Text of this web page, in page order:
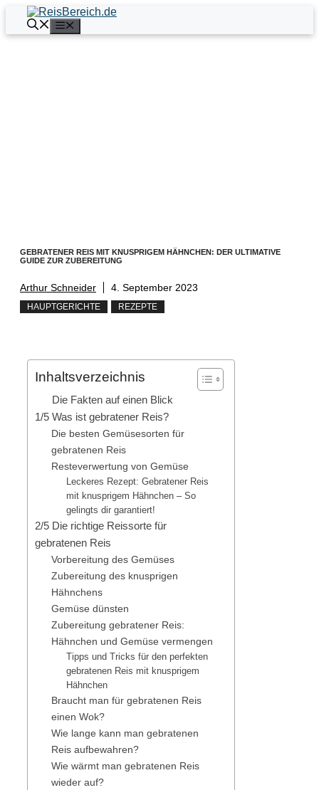
Inhalt
springen
GEBRATENER REIS MIT KNUSPRIGEM HÄHNCHEN: DER ULTIMATIVE
GUIDE ZUR ZUBEREITUNG
Arthur Schneider 4. September 2023
HAUPTGERICHTE REZEPTE
Inhaltsverzeichnis
Die Fakten auf einen Blick
1/5 Was ist gebratener Reis?
Die besten Gemüsesorten für
gebratenen Reis
Resteverwertung von Gemüse
Leckeres Rezept: Gebratener Reis
mit knusprigem Hähnchen – So
gelingts dir garantiert!
2/5 Die richtige Reissorte für
gebratenen Reis
Vorbereitung des Gemüses
Zubereitung des knusprigen
Hähnchens
Gemüse dünsten
Zubereitung gebratener Reis:
Hähnchen und Gemüse vermengen
Tipps und Tricks für den perfekten
gebratenen Reis mit knusprigem
Hähnchen
Braucht man für gebratenen Reis
einen Wok?
Wie lange kann man gebratenen
Reis aufbewahren?
Wie wärmt man gebratenen Reis
wieder auf?